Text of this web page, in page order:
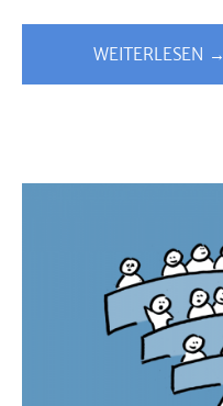
WEITERLESEN →